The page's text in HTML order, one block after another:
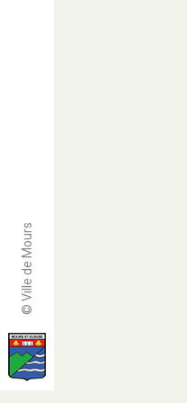
© Ville de Mours